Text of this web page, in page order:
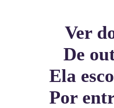
Ver
De
Ela
Por